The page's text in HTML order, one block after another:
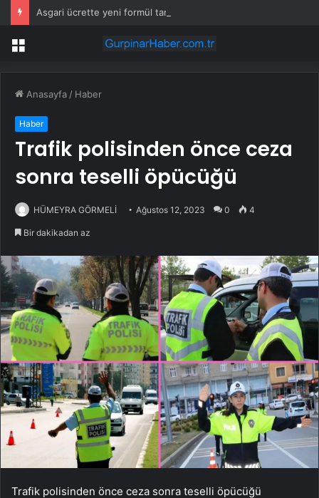
Menü
Anasayfa / Haber
Haber
Trafik polisinden önce ceza
sonra teselli öpücüğü
HÜMEYRA GÖRMELİ Ağustos 12, 2023 0 4
Bir dakikadan az
Trafik polisinden önce ceza sonra teselli öpücüğü